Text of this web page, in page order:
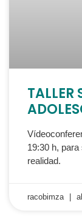
TALLER
19:30 h,
realidad.
racobimza